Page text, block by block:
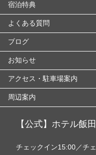
宿泊特典
よくある質問
ブログ
お知らせ
アクセス・駐車場案内
周辺案内
【公式】ホテル飯
チェックイン15:00／チ